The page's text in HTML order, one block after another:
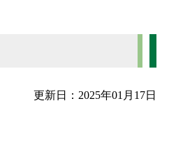
更新日：2025年01月17日